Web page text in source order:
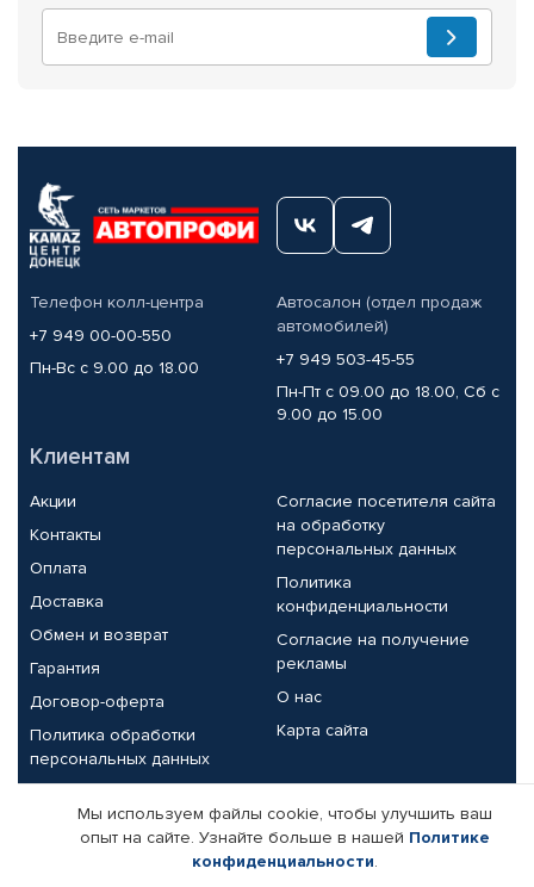
Телефон колл-центра
+7 949 00-00-550
Пн-Вс с 9.00 до 18.00
Автосалон (отдел продаж
автомобилей)
+7 949 503-45-55
Пн-Пт с 09.00 до 18.00, Сб с
9.00 до 15.00
Клиентам
Акции
Контакты
Оплата
Доставка
Обмен и возврат
Гарантия
Договор-оферта
Политика обработки
персональных данных
Согласие посетителя сайта
на обработку
персональных данных
Политика
конфиденциальности
Согласие на получение
рекламы
О нас
Карта сайта
Партнерам
Корпоративным клиентам
Реквизиты компании
Мы используем файлы cookie, чтобы улучшить ваш
опыт на сайте. Узнайте больше в нашей Политике
конфиденциальности.